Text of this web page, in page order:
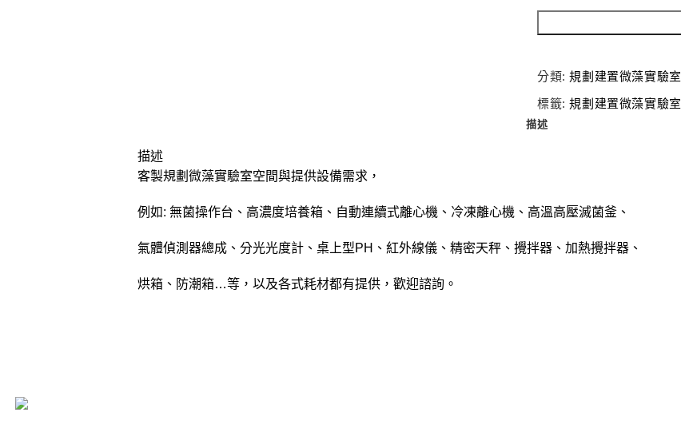
分類: 規劃建置微藻實驗室
標籤: 規劃建置微藻實驗室
描述
描述
客製規劃微藻實驗室空間與提供設備需求，
例如: 無菌操作台、高濃度培養箱、自動連續式離心機、冷凍離心機、高溫高壓滅菌釜、
氣體偵測器總成、分光光度計、桌上型PH、紅外線儀、精密天秤、攪拌器、加熱攪拌器、
烘箱、防潮箱…等，以及各式耗材都有提供，歡迎諮詢。